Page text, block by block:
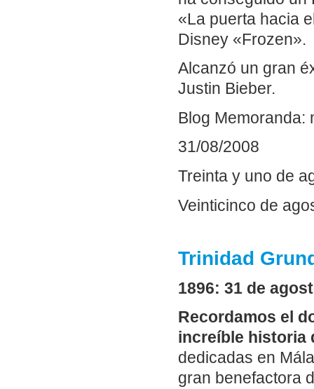
«La puerta hacia
Disney «Frozen».
Alcanzó un gran
Justin Bieber.
Blog Memoranda:
31/08/2008
Treinta y uno de
Veinticinco de
Trinidad
1896: 31 de
Recordamos el
increíble historia
dedicadas en
gran benefactora